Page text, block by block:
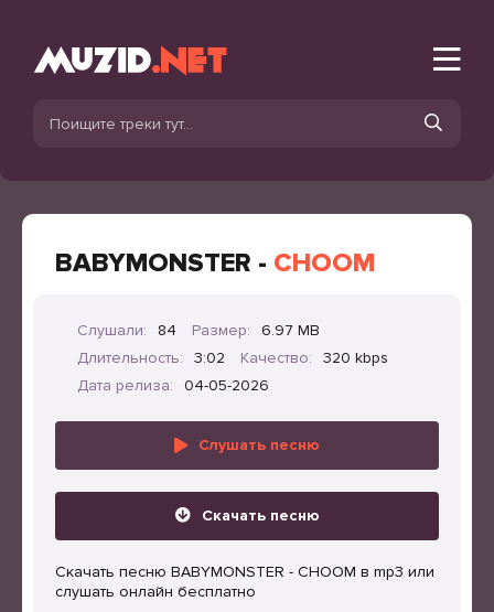
BABYMONSTER - CHOOM
Слушали: 84 Размер:
6.97 MB
Длительность:
3:02 Качество:
320 kbps
Дата релиза:
04-05-2026
Слушать песню
Скачать песню
Скачать песню BABYMONSTER - CHOOM в mp3 или
слушать онлайн бесплатно